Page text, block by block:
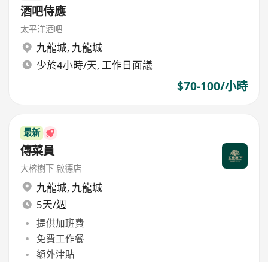
酒吧侍應
太平洋酒吧
九龍城, 九龍城
少於4小時/天, 工作日面議
$70-100/小時
最新
傳菜員
大榕樹下 啟德店
九龍城, 九龍城
5天/週
提供加班費
免費工作餐
額外津貼